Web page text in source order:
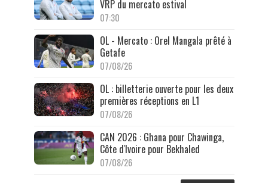
VRP du mercato estival
07:30
OL - Mercato : Orel Mangala prêté à
Getafe
07/08/26
OL : billetterie ouverte pour les deux
premières réceptions en L1
07/08/26
CAN 2026 : Ghana pour Chawinga,
Côte d'Ivoire pour Bekhaled
07/08/26